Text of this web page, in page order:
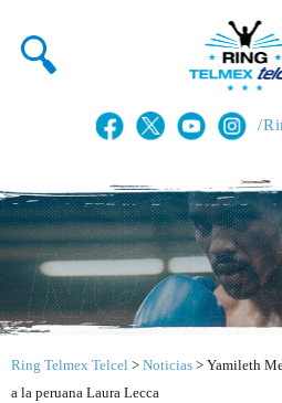
/
Ring Telmex Telcel > Noticias > Yamileth
a la peruana Laura Lecca